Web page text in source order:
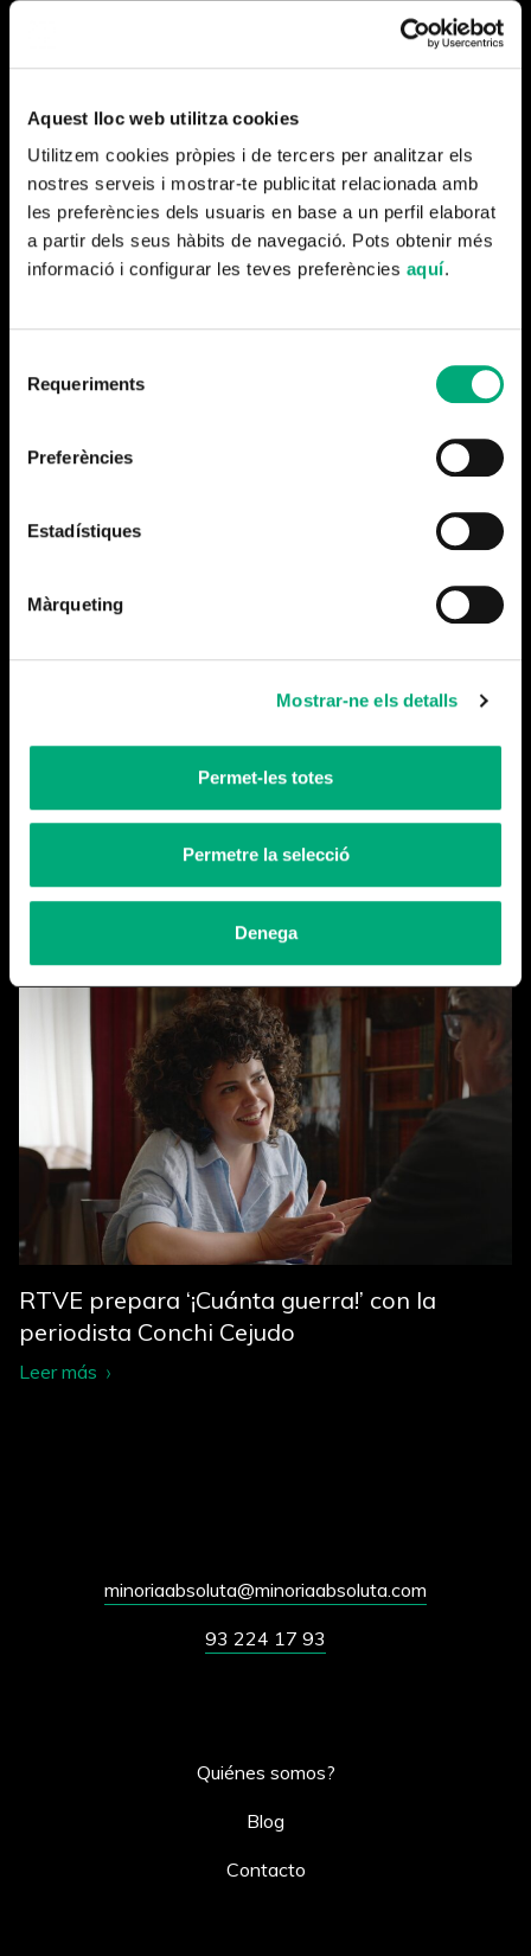
Aquest lloc web utilitza cookies
Utilitzem cookies pròpies i de tercers per analitzar els
nostres serveis i mostrar-te publicitat relacionada amb
les preferències dels usuaris en base a un perfil elaborat
a partir dels seus hàbits de navegació. Pots obtenir més
informació i configurar les teves preferències aquí.
Requeriments
Preferències
Estadístiques
Màrqueting
Mostrar-ne els detalls
Permet-les totes
Permetre la selecció
Denega
Pau Teixidor, director y guionista explica:
Alumbramiento se ha construido a partir de un largo
proceso de documentación y se acerca a dos agujeros
negros de la historia reciente de España: los
internamientos de adolescentes embarazadas y el robo
de bebés en un contexto de aparente cambio político y
social».
Cerramos la temporada
RTVE prepara ‘¡Cuánta guerra!’ con la
periodista Conchi Cejudo
Leer más
minoriaabsoluta@minoriaabsoluta.com
93 224 17 93
Quiénes somos?
Blog
Contacto